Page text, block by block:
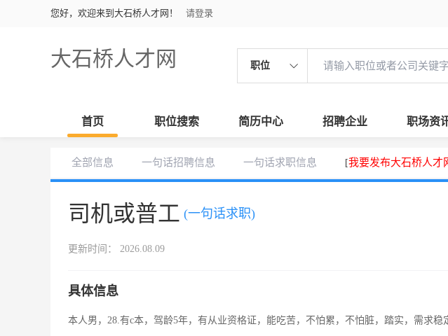
您好，欢迎来到大石桥人才网！ 请登录
大石桥人才网 职位
首页 职位搜索 简历中心 招聘企业 职场资
全部信息 一句话招聘信息 一句话求职信息 [我要发布大石桥人才
司机或普工 (一句话求职)
更新时间： 2026.08.09
具体信息
本人男，28.有c本，驾龄5年，有从业资格证，能吃苦，不怕累，不怕脏，踏实，需求稳